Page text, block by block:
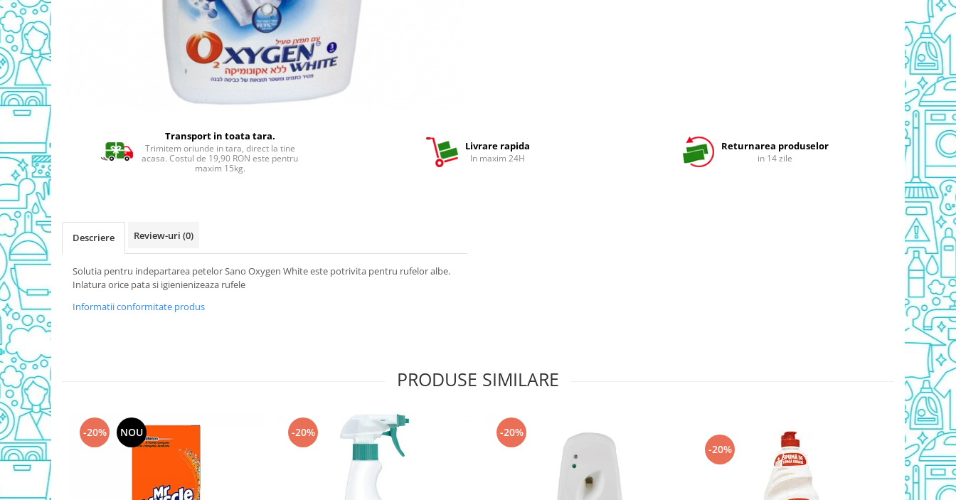
Balsam De Rufe
Semana Balsam Rufe
Sano Maxima Balsam
Pachete Produse Curatenie
Produse Pentru Baie
Duck WC
Odorizant WC Bref
Odorizant Vas WC
Odorizant Bazin WC
Cantar
Produse Pentru Bucatarie
Detergent Vase Pentru Masina
Detergent Vase Manual
Solutie Clatire Vase
Sare Masina De Spalat
Folie Si Pungi Alimentare
Lavete Si Bureti
Curatenie Bucatarie
Pungi Ambalare / Saci Menajeri
Vase Si Accesorii
Diverse pentru bucatarie
Igiena si Dezinfectie
Cif Spray Baie
Detartrant WC
Dezinfectant Baie
Dezinfectant Bucatarie
Transport in toata tara.
Trimitem oriunde in tara, direct la tine
acasa. Costul de 19,90 RON este pentru
maxim 15kg.
Livrare rapida
In maxim 24H
Returnarea produselor
in 14 zile
Descriere Review-uri (0)
Solutia pentru indepartarea petelor Sano Oxygen White este potrivita pentru rufelor albe.
Inlatura orice pata si igienienizeaza rufele
Informatii conformitate produs
PRODUSE SIMILARE
-20% NOU -20% -20%
-20%